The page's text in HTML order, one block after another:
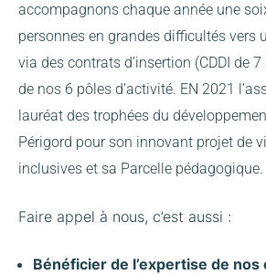
accompagnons chaque année une
personnes en grandes difficultés vers
via des contrats d’insertion (CDDI de
de nos 6 pôles d’activité. EN 2021
lauréat des trophées du
Périgord pour son innovant projet de
inclusives et sa Parcelle pédagogique.
Faire appel à nous, c’est aussi :
Bénéficier de l’expertise de nos